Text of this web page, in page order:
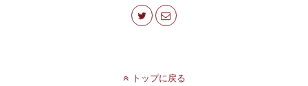
トップに戻る